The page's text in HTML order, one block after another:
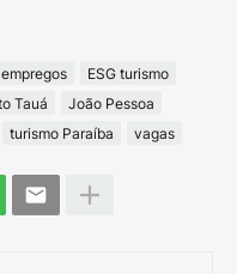
empregos
ESG turismo
Tauá
João Pessoa
turismo Paraíba vagas